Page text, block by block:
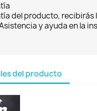
del producto, recibirás
y ayuda en la
del producto